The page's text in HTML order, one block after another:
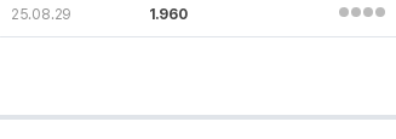
25.08.29 1.960